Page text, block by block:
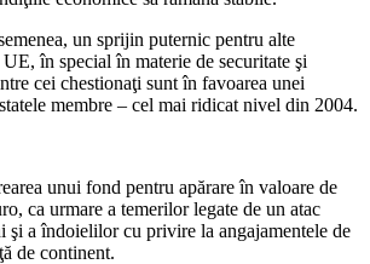
un sprijin puternic pentru alte
în special în materie de securitate şi
cei chestionaţi sunt în favoarea unei
membre – cel mai ridicat nivel din 2004.
unui fond pentru apărare în valoare de
ca urmare a temerilor legate de un atac
şi a îndoielilor cu privire la angajamentele de
de continent.